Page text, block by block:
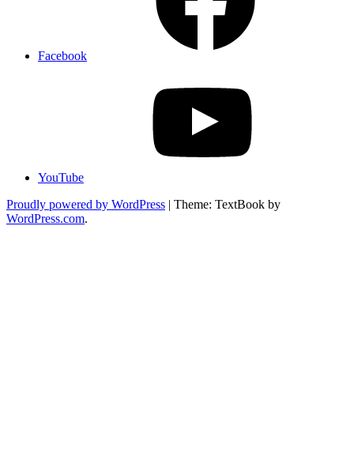
Facebook
YouTube
Proudly powered by WordPress | Theme: TextBook by
WordPress.com.